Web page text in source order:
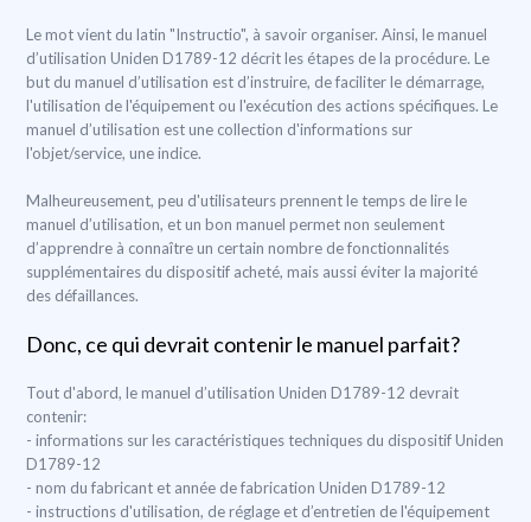
Le mot vient du latin "Instructio", à savoir organiser. Ainsi, le manuel
d’utilisation Uniden D1789-12 décrit les étapes de la procédure. Le
but du manuel d’utilisation est d’instruire, de faciliter le démarrage,
l'utilisation de l'équipement ou l'exécution des actions spécifiques. Le
manuel d’utilisation est une collection d'informations sur
l'objet/service, une indice.
Malheureusement, peu d'utilisateurs prennent le temps de lire le
manuel d’utilisation, et un bon manuel permet non seulement
d’apprendre à connaître un certain nombre de fonctionnalités
supplémentaires du dispositif acheté, mais aussi éviter la majorité
des défaillances.
Donc, ce qui devrait contenir le manuel parfait?
Tout d'abord, le manuel d’utilisation Uniden D1789-12 devrait
contenir:
- informations sur les caractéristiques techniques du dispositif Uniden
D1789-12
- nom du fabricant et année de fabrication Uniden D1789-12
- instructions d'utilisation, de réglage et d’entretien de l'équipement